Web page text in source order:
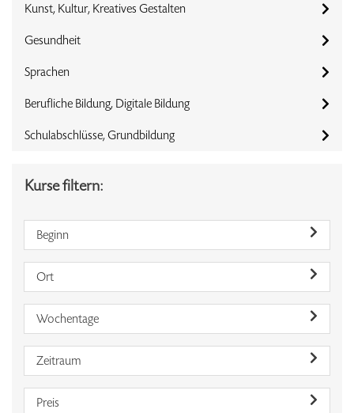
Kunst, Kultur, Kreatives Gestalten
Gesundheit
Sprachen
Berufliche Bildung, Digitale Bildung
Schulabschlüsse, Grundbildung
Kurse filtern:
Beginn
Ort
Wochentage
Zeitraum
Preis